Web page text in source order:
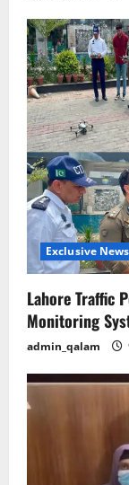
Exclusive News
Lahore Traffic
Monitoring
admin_qalam